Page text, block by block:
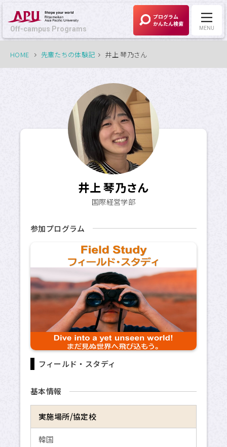
Off-campus Programs
プログラム
かんたん検索
HOME 先輩たちの体験記 井上 琴乃さん
井上 琴乃さん
国際経営学部
参加プログラム
フィールド・スタディ
基本情報
実施場所/協定校
韓国
MENU
Off-campus Programs
LANGUAGE: English
募集中プログラム
Off-campus Programsとは
危機管理
留学のための奨学金制度
APUへの留学
サイトマップ
APU公式Webサイト